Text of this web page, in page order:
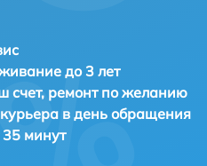
до 3 лет
счет, ремонт по желанию
в день обращения
35 минут